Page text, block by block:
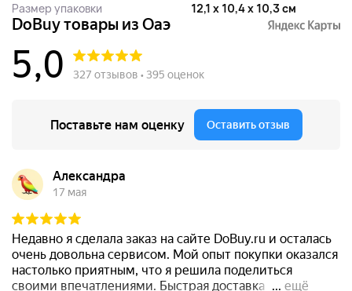
Размер упаковки
12,1 x 10,4 x 10,3 см